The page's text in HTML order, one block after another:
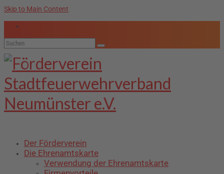
Skip to Main Content
Suche
nach:
Der Förderverein
Die Ehrenamtskarte
Verwendung der Ehrenamtskarte